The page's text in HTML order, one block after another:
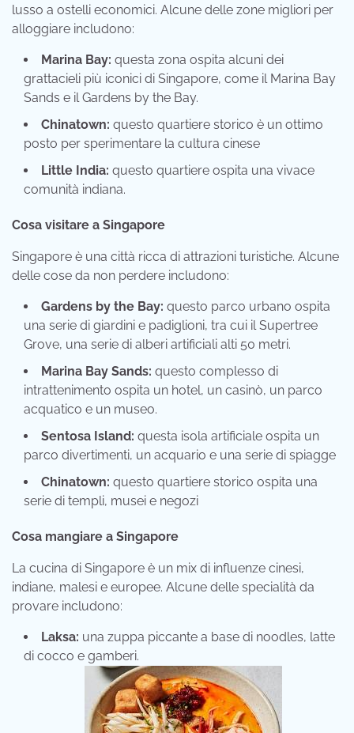
lusso a ostelli economici. Alcune delle zone migliori per
alloggiare includono:
Marina Bay: questa zona ospita alcuni dei
grattacieli più iconici di Singapore, come il Marina Bay
Sands e il Gardens by the Bay.
Chinatown: questo quartiere storico è un ottimo
posto per sperimentare la cultura cinese
Little India: questo quartiere ospita una vivace
comunità indiana.
Cosa visitare a Singapore
Singapore è una città ricca di attrazioni turistiche. Alcune
delle cose da non perdere includono:
Gardens by the Bay: questo parco urbano ospita
una serie di giardini e padiglioni, tra cui il Supertree
Grove, una serie di alberi artificiali alti 50 metri.
Marina Bay Sands: questo complesso di
intrattenimento ospita un hotel, un casinò, un parco
acquatico e un museo.
Sentosa Island: questa isola artificiale ospita un
parco divertimenti, un acquario e una serie di spiagge
Chinatown: questo quartiere storico ospita una
serie di templi, musei e negozi
Cosa mangiare a Singapore
La cucina di Singapore è un mix di influenze cinesi,
indiane, malesi e europee. Alcune delle specialità da
provare includono:
Laksa: una zuppa piccante a base di noodles, latte
di cocco e gamberi.